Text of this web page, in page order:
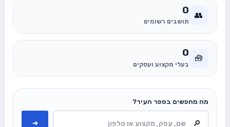
👥
0
תושבים רשומים
🧰
0
בעלי מקצוע ועסקים
מה מחפשים בספר העיר?
➜